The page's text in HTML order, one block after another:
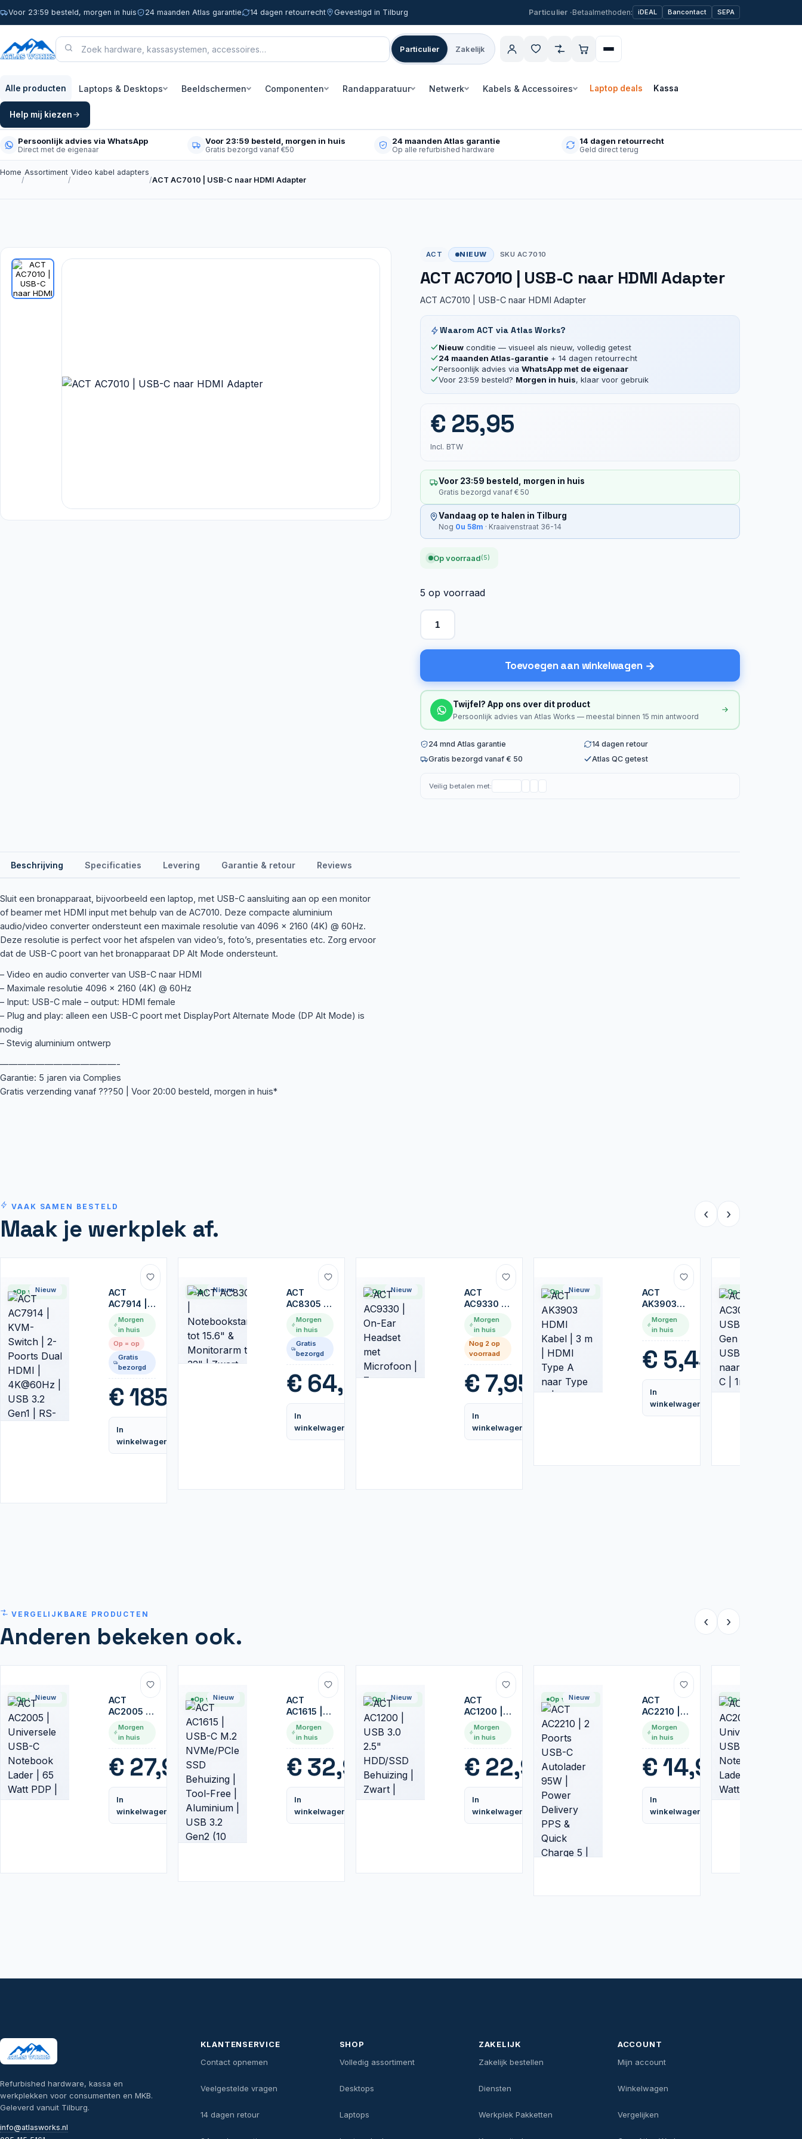
Voor 23:59 besteld, morgen in huis 24 maanden Atlas garantie 14 dagen retourrecht Gevestigd in Tilburg Betaalmethoden: iDEAL Bancontact SEPA
Particulier Zakelijk
Alle producten Laptops & Desktops Beeldschermen Componenten Randapparatuur Netwerk Kabels & Accessoires Laptop deals Kassa
Help mij kiezen
Persoonlijk advies via WhatsApp
Direct met de eigenaar
Voor 23:59 besteld, morgen in huis
Gratis bezorgd vanaf €50
24 maanden Atlas garantie
Op alle refurbished hardware
14 dagen retourrecht
Geld direct terug
Home
/
Assortiment
/
Video kabel adapters
/ACT AC7010 | USB-C naar HDMI Adapter
ACT NIEUW SKU AC7010
ACT AC7010 | USB-C naar HDMI Adapter
ACT AC7010 | USB-C naar HDMI Adapter
Waarom ACT via Atlas Works?
Nieuwconditie — visueel als nieuw, volledig getest
24 maanden Atlas-garantie+ 14 dagen retourrecht
Persoonlijk advies via WhatsApp met de eigenaar
Voor 23:59 besteld? Morgen in huis, klaar voor gebruik
€ 25,95
Incl. BTW
Voor 23:59 besteld, morgen in huis
Gratis bezorgd vanaf € 50
Vandaag op te halen in Tilburg
Nog 0u 58m · Kraaivenstraat 36-14
Op voorraad(5)
5 op voorraad
Toevoegen aan winkelwagen
Twijfel? App ons over dit product
Persoonlijk advies van Atlas Works — meestal binnen 15 min antwoord
24 mnd Atlas garantie
14 dagen retour
Gratis bezorgd vanaf € 50
Atlas QC getest
Veilig betalen met:
Beschrijving Specificaties Levering Garantie & retour Reviews
Sluit een bronapparaat, bijvoorbeeld een laptop, met USB-C aansluiting aan op een monitor
of beamer met HDMI input met behulp van de AC7010. Deze compacte aluminium
audio/video converter ondersteunt een maximale resolutie van 4096 x 2160 (4K) @ 60Hz.
Deze resolutie is perfect voor het afspelen van video’s, foto’s, presentaties etc. Zorg ervoor
dat de USB-C poort van het bronapparaat DP Alt Mode ondersteunt.
– Video en audio converter van USB-C naar HDMI
– Maximale resolutie 4096 x 2160 (4K) @ 60Hz
– Input: USB-C male – output: HDMI female
– Plug and play: alleen een USB-C poort met DisplayPort Alternate Mode (DP Alt Mode) is
nodig
– Stevig aluminium ontwerp
—————————————-
Garantie: 5 jaren via Complies
Gratis verzending vanaf ???50 | Voor 20:00 besteld, morgen in huis*
VAAK SAMEN BESTELD
Maak je werkplek af.
‹ ›
Op voorraad
Nieuw
ACT
AC7914 |
KVM-
Switch | 2-
Dual HDMI
4K@60Hz
Gen1 | RS-
232 |
Zwart
Morgen
in huis
Op = op
Gratis
bezorgd
€185,99
In
winkelwagen
Op voorraad
Nieuw
ACT
AC8305 |
Notebookstandaard
tot 15.6" &
tot 32" |
Morgen
in huis
Gratis
bezorgd
€ 64,95
In
winkelwagen
Op voorraad
Nieuw
ACT
AC9330 |
On-Ear
Headset
met
Microfoon
| Zwart
Morgen
in huis
Nog 2 op
voorraad
€ 7,95
In
winkelwagen
Op voorraad
Nieuw
ACT
AK3903
HDMI
Kabel | 3
Type A
naar Type
A | Zwart
Morgen
in huis
€ 5,45
In
winkelwagen
Op voorraad
VERGELIJKBARE PRODUCTEN
Anderen bekeken ook.
‹ ›
Op voorraad
Nieuw
ACT
AC2005 |
Universele
USB-C
Lader | 65
Watt PDP |
2,75 Meter
Morgen
in huis
€ 27,95
In
winkelwagen
Vergelijk
Op voorraad
Nieuw
ACT
AC1615 |
USB-C M.2
NVMe/PCIe
Behuizing
| Tool-
Free |
Aluminium
| USB 3.2
Gen2 (10
Gbps)
Morgen
in huis
€ 32,95
In
winkelwagen
Op voorraad
Nieuw
ACT
AC1200 |
USB 3.0
2.5"
Behuizing
| Zwart |
Opslagstations
Morgen
in huis
€ 22,95
In
winkelwagen
Op voorraad
Nieuw
ACT
AC2210 | 2
Poorts
USB-C
95W |
Power
Delivery
PPS &
Quick
Charge 5 |
GaNFast
Morgen
in huis
€14,95
In
winkelwagen
Op voorraad
Refurbished hardware, kassa en
werkplekken voor consumenten en MKB.
Geleverd vanuit Tilburg.
info@atlasworks.nl
KLANTENSERVICE
Contact opnemen
Veelgestelde vragen
14 dagen retour
SHOP
Volledig assortiment
Desktops
Laptops
ZAKELIJK
Zakelijk bestellen
Diensten
Werkplek Pakketten
ACCOUNT
Mijn account
Winkelwagen
Vergelijken